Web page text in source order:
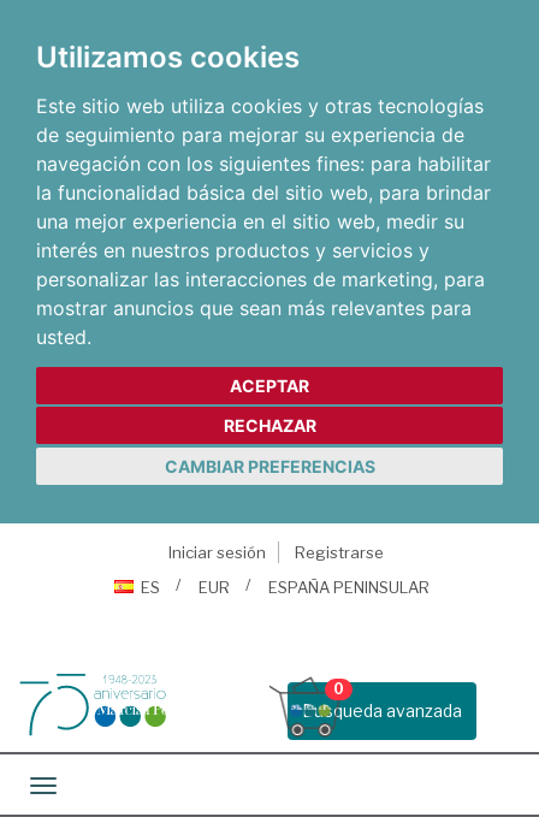
Utilizamos cookies
Este sitio web utiliza cookies y otras tecnologías
de seguimiento para mejorar su experiencia de
navegación con los siguientes fines: para habilitar
la funcionalidad básica del sitio web, para brindar
una mejor experiencia en el sitio web, medir su
interés en nuestros productos y servicios y
personalizar las interacciones de marketing, para
mostrar anuncios que sean más relevantes para
usted.
ACEPTAR
RECHAZAR
CAMBIAR PREFERENCIAS
Iniciar sesión
Registrarse
ES
EUR ESPAÑA PENINSULAR
Busqueda avanzada
0
Toggle navigation